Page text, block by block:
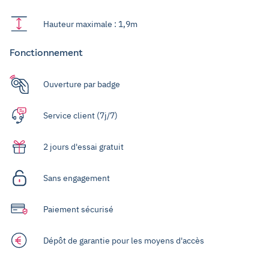
Hauteur maximale : 1,9m
Fonctionnement
Ouverture par badge
Service client (7j/7)
2 jours d'essai gratuit
Sans engagement
Paiement sécurisé
Dépôt de garantie pour les moyens d'accès